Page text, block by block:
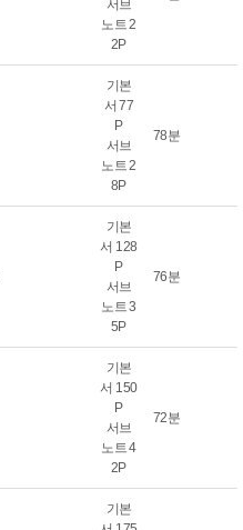
서브
노트 2
2P
기본
서 77
P
서브
노트 2
8P
78분
기본
서 128
P
서브
노트 3
5P
76분
기본
서 150
P
서브
노트 4
2P
72분
기본